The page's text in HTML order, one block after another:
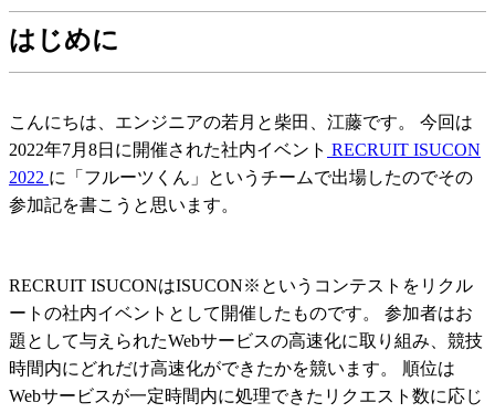
はじめに
こんにちは、エンジニアの若月と柴田、江藤です。 今回は
2022年7月8日に開催された社内イベント RECRUIT ISUCON
2022 に「フルーツくん」というチームで出場したのでその
参加記を書こうと思います。
RECRUIT ISUCONはISUCON※というコンテストをリクル
ートの社内イベントとして開催したものです。 参加者はお
題として与えられたWebサービスの高速化に取り組み、競技
時間内にどれだけ高速化ができたかを競います。 順位は
Webサービスが一定時間内に処理できたリクエスト数に応じ